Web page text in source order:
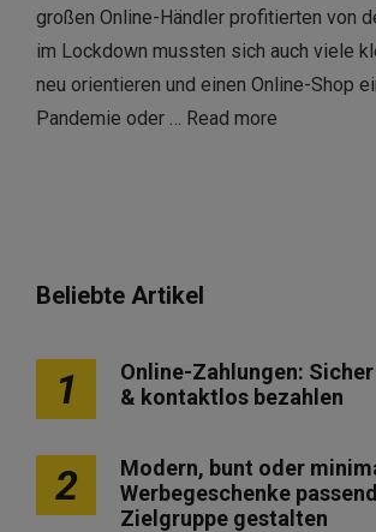
großen Online-Händler profitierten von
im Lockdown mussten sich auch viele
neu orientieren und einen Online-Shop
Pandemie oder … Read more
Beliebte Artikel
1
Online-Zahlungen:
& kontaktlos bezahlen
2
Modern, bunt oder
Werbegeschenke
Zielgruppe gestalten